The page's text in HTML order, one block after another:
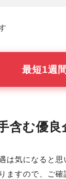
最短1週
含む優
は気になると思
ますので、ご確